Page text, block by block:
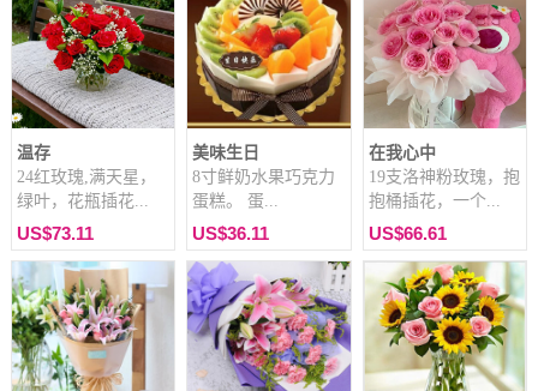
温存
24红玫瑰,满天星，
绿叶，花瓶插花...
US$73.11
美味生日
8寸鲜奶水果巧克力
蛋糕。 蛋...
US$36.11
在我心中
19支洛神粉玫瑰，抱
抱桶插花，一个...
US$66.61